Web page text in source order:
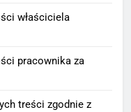
właściciela
pracownika za
treści zgodnie z